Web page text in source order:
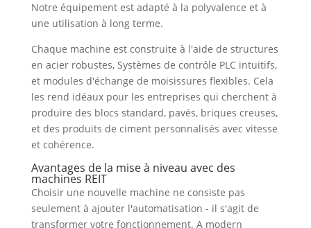
Notre équipement est adapté à la polyvalence et à
une utilisation à long terme.
Chaque machine est construite à l'aide de structures
en acier robustes, Systèmes de contrôle PLC intuitifs,
et modules d'échange de moisissures flexibles. Cela
les rend idéaux pour les entreprises qui cherchent à
produire des blocs standard, pavés, briques creuses,
et des produits de ciment personnalisés avec vitesse
et cohérence.
Avantages de la mise à niveau avec des
machines REIT
Choisir une nouvelle machine ne consiste pas
seulement à ajouter l'automatisation - il s'agit de
transformer votre fonctionnement. A modern